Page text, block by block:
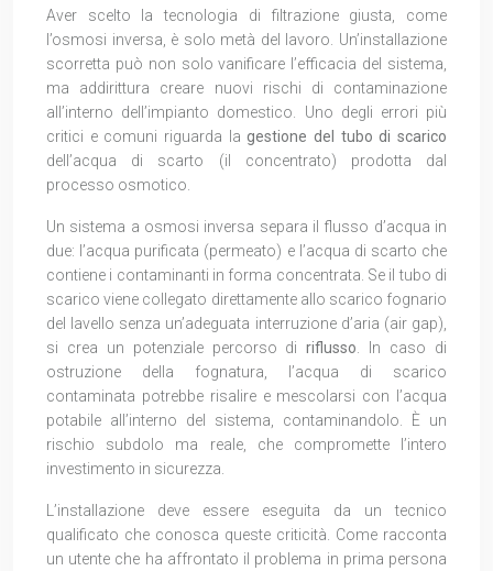
Aver scelto la tecnologia di filtrazione giusta, come
l’osmosi inversa, è solo metà del lavoro. Un’installazione
scorretta può non solo vanificare l’efficacia del sistema,
ma addirittura creare nuovi rischi di contaminazione
all’interno dell’impianto domestico. Uno degli errori più
critici e comuni riguarda la gestione del tubo di scarico
dell’acqua di scarto (il concentrato) prodotta dal
processo osmotico.
Un sistema a osmosi inversa separa il flusso d’acqua in
due: l’acqua purificata (permeato) e l’acqua di scarto che
contiene i contaminanti in forma concentrata. Se il tubo di
scarico viene collegato direttamente allo scarico fognario
del lavello senza un’adeguata interruzione d’aria (air gap),
si crea un potenziale percorso diriflusso . In caso di
ostruzione della fognatura, l’acqua di scarico
contaminata potrebbe risalire e mescolarsi con l’acqua
potabile all’interno del sistema, contaminandolo. È un
rischio subdolo ma reale, che compromette l’intero
investimento in sicurezza.
L’installazione deve essere eseguita da un tecnico
qualificato che conosca queste criticità. Come racconta
un utente che ha affrontato il problema in prima persona